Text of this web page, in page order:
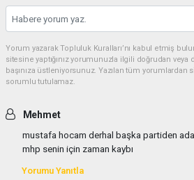
Yorum yazarak Topluluk Kuralları’nı kabul etmiş
sitesine yaptığınız yorumunuzla ilgili doğrudan
başınıza üstleniyorsunuz. Yazılan tüm
sorumlu tutulamaz.
Mehmet
mustafa hocam derhal başka partiden
mhp senin için zaman kaybı
Yorumu Yanıtla